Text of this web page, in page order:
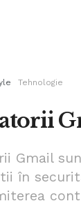
Tehnologie
Gmail
în